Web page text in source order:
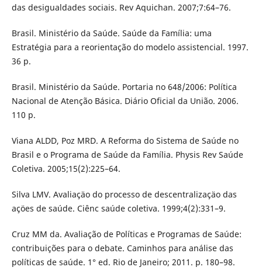
das desigualdades sociais. Rev Aquichan. 2007;7:64–76.
Brasil. Ministério da Saúde. Saúde da Família: uma
Estratégia para a reorientação do modelo assistencial. 1997.
36 p.
Brasil. Ministério da Saúde. Portaria no 648/2006: Política
Nacional de Atenção Básica. Diário Oficial da União. 2006.
110 p.
Viana ALDD, Poz MRD. A Reforma do Sistema de Saúde no
Brasil e o Programa de Saúde da Família. Physis Rev Saúde
Coletiva. 2005;15(2):225–64.
Silva LMV. Avaliaçäo do processo de descentralizaçäo das
açöes de saúde. Ciênc saúde coletiva. 1999;4(2):331–9.
Cruz MM da. Avaliação de Políticas e Programas de Saúde:
contribuições para o debate. Caminhos para análise das
políticas de saúde. 1° ed. Rio de Janeiro; 2011. p. 180–98.